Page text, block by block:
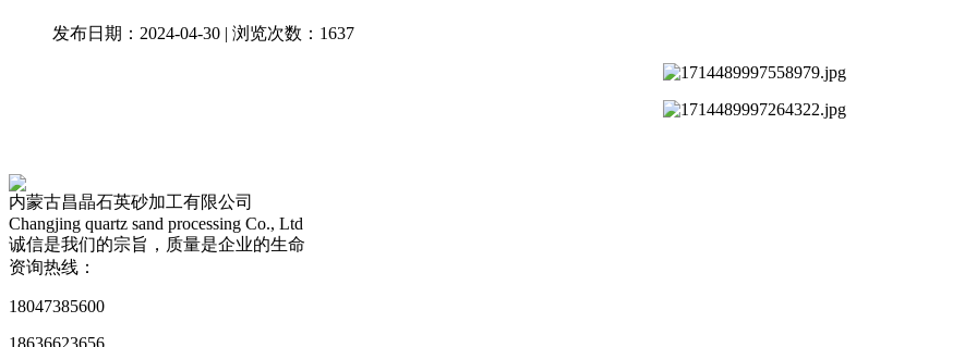
发布日期：2024-04-30 | 浏览次数： 1637
内蒙古昌晶石英砂加工有限公司
Changjing quartz sand processing Co., Ltd
诚信是我们的宗旨，质量是企业的生命
资询热线：
18047385600
18636623656